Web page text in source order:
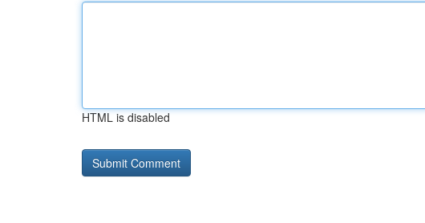
HTML is disabled